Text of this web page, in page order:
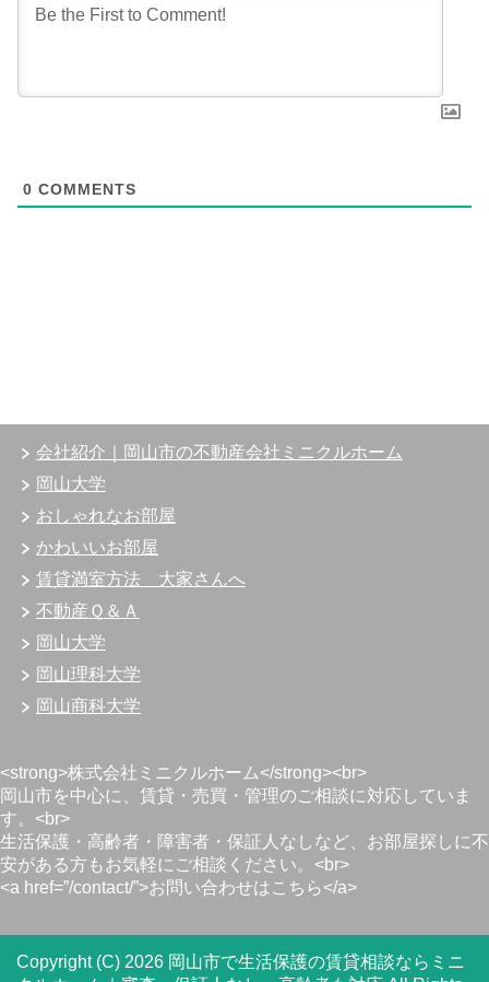
0 COMMENTS
会社紹介｜岡山市の不動産会社ミニクルホーム
岡山大学
おしゃれなお部屋
かわいいお部屋
賃貸満室方法 大家さんへ
不動産Ｑ＆Ａ
岡山大学
岡山理科大学
岡山商科大学
<strong>株式会社ミニクルホーム</strong><br>
岡山市を中心に、賃貸・売買・管理のご相談に対応していま
す。<br>
生活保護・高齢者・障害者・保証人なしなど、お部屋探しに不
安がある方もお気軽にご相談ください。<br>
<a href=”/contact/”>お問い合わせはこちら</a>
Copyright (C) 2026 岡山市で生活保護の賃貸相談ならミニ